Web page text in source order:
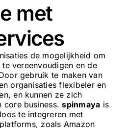
met
de mogelijkheid om
vereenvoudigen en de
gebruik te maken van
organisaties flexibeler en
en kunnen ze zich
core business.spinmaya is
te integreren met
zoals Amazon